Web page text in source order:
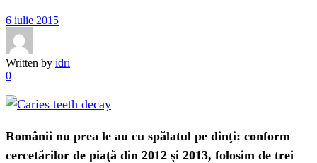
6 iulie 2015
Written by idri
0
Românii nu prea le au cu spălatul pe dinţi: conform
cercetărilor de piaţă din 2012 şi 2013, folosim de trei